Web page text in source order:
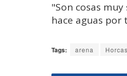
"Son cosas
hace aguas por
Tags: arena